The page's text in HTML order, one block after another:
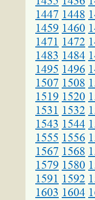
1447 1448
1459 1460
1471 1472
1483 1484
1495 1496
1507 1508
1519 1520
1531 1532
1543 1544
1555 1556
1567 1568
1579 1580
1591 1592
1603 1604